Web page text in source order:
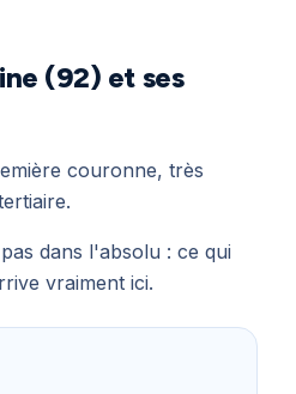
(92) et ses
couronne, très
dans l'absolu : ce qui
vraiment ici.